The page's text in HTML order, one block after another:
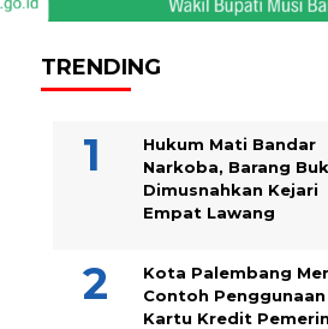
TRENDING
Hukum Mati Bandar
Narkoba, Barang
Dimusnahkan Kejari
Empat Lawang
Kota Palembang
Contoh Penggunaan
Kartu Kredit